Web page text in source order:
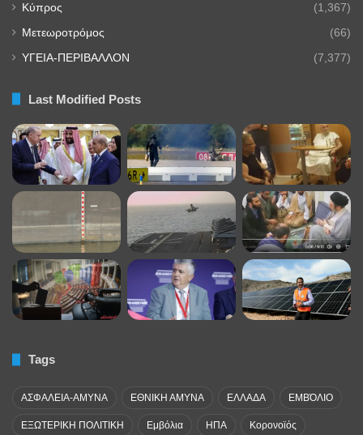
Κύπρος (1,367)
Μετεωροτρόμος (66)
ΥΓΕΙΑ-ΠΕΡΙΒΑΛΛΟΝ (7,377)
Last Modified Posts
Tags
ΑΣΦΑΛΕΙΑ-ΑΜΥΝΑ ΕΘΝΙΚΗ ΑΜΥΝΑ ΕΛΛΑΔΑ ΕΜΒΌΛΙΟ
ΕΞΩΤΕΡΙΚΗ ΠΟΛΙΤΙΚΗ Εμβόλια ΗΠΑ Κορονοϊός